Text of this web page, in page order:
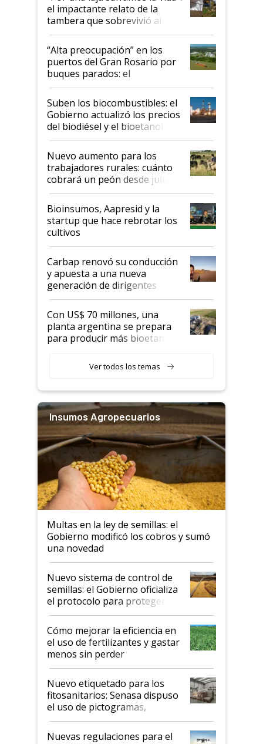
el impactante relato de la
tambera que sobrevivió al
tornado
“Alta preocupación” en los
puertos del Gran Rosario por
buques parados: el
funcionamiento de las
exportadoras en tensión tras
la medida de fuerza de los
prácticos
Suben los biocombustibles: el
Gobierno actualizó los precios
del biodiésel y el bioetanol
Nuevo aumento para los
trabajadores rurales: cuánto
cobrará un peón desde julio
Bioinsumos, Aapresid y la
startup que hace rebrotar los
cultivos
Carbap renovó su conducción
y apuesta a una nueva
generación de dirigentes
rurales
Con US$ 70 millones, una
planta argentina se prepara
para producir más bioetanol
Ver todos los temas
Insumos Agropecuarios
Multas en la ley de semillas: el
Gobierno modificó los cobros y sumó
una novedad
Nuevo sistema de control de
semillas: el Gobierno oficializa
el protocolo para proteger la
propiedad intelectual
Cómo mejorar la eficiencia en
el uso de fertilizantes y gastar
menos sin perder
productividad en la campaña
fina
Nuevo etiquetado para los
fitosanitarios: Senasa dispuso
el uso de pictogramas,
palabras de advertencia e
indicaciones
Nuevas regulaciones para el